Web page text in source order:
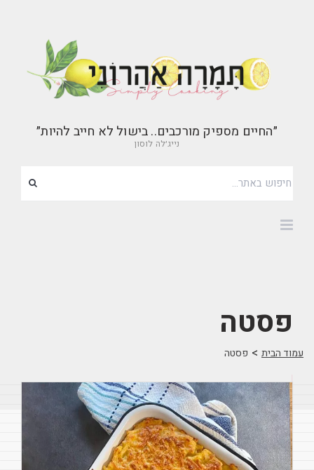
״החיים מספיק מורכבים.. בישול לא חייב להיות״
נייג׳לה לוסון
פסטה
עמוד הבית > פסטה